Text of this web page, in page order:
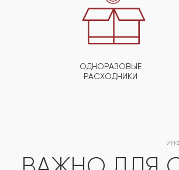
ОДНОРАЗОВЫЕ
РАСХОДНИКИ